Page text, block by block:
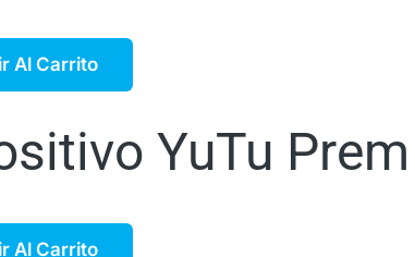
Al Carrito
YuTu
Al Carrito